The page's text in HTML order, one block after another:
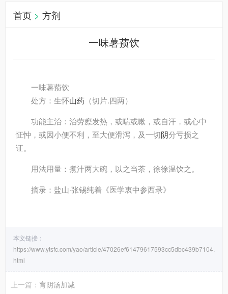
首页 > 方剂
一味薯蓣饮
一味薯蓣饮
处方 ：生怀山药 （切片.四两）
功能主治 ：治劳瘵发热，或喘或嗽，或自汗，或心中
怔忡，或因小便不利，至大便滑泻，及一切阴分亏损之
证。
用法用量 ：煮汁两大碗，以之当茶，徐徐温饮之。
摘录 ：盐山·张锡纯着《医学衷中参西录》
本文链接：
https://www.ytsfc.com/yao/article/47026ef61479617593cc5dbc439b7104.
html
上一篇： 育阴汤加减